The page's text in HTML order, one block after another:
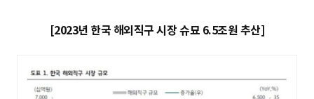
[2023년 한국 해외직구 시장 슈묘 6.5조원 추산]